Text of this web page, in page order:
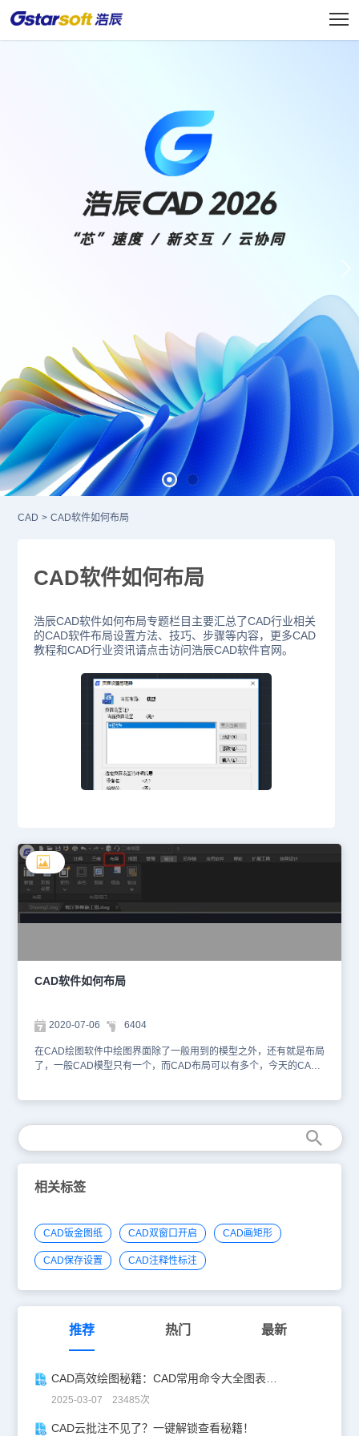
CAD > CAD软件如何布局
CAD软件如何布局
浩辰CAD软件如何布局专题栏目主要汇总了CAD行业相关
的CAD软件布局设置方法、技巧、步骤等内容，更多CAD
教程和CAD行业资讯请点击访问浩辰CAD软件官网。
CAD软件如何布局
2020-07-06 6404
在CAD绘图软件中绘图界面除了一般用到的模型之外，还有就是布局
了，一般CAD模型只有一个，而CAD布局可以有多个，今天的CAD
局和视口，如图。 布局工具条以上的CAD教程就是关于CAD软件如
何布局的相关操作了，CAD布局时CAD制图初学入门必须要掌握的
CAD功能，更多CAD教程请继续关注浩辰CAD教程中心。
相关标签
CAD钣金图纸 CAD双窗口开启 CAD画矩形
CAD保存设置 CAD注释性标注
推荐 热门 最新
CAD高效绘图秘籍：CAD常用命令大全图表珍藏版
2025-03-07 23485次
CAD云批注不见了？一键解锁查看秘籍！